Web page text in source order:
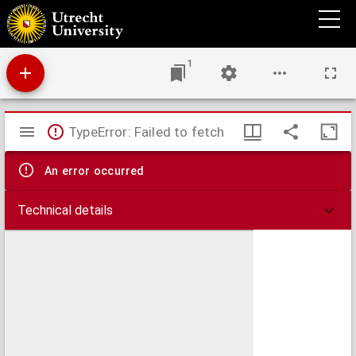
De artt. 1540-1548 van het Burgerlijk Wetboek
1
Mirador
viewer
TypeError: Failed to fetch
An error occurred
Technical details